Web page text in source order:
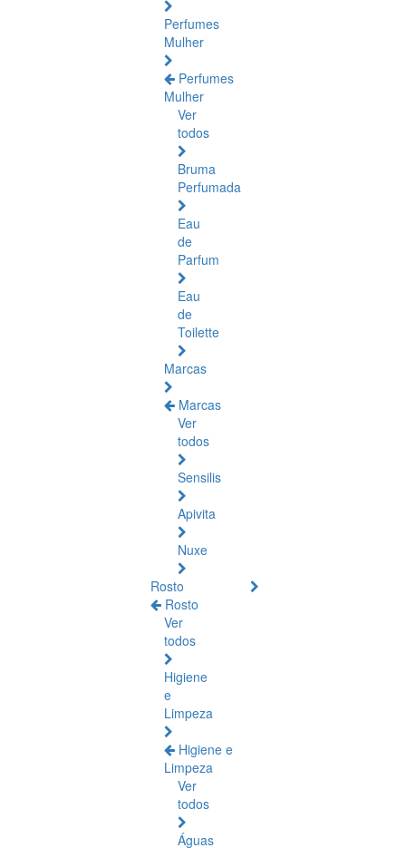
Perfumes
Mulher
Perfumes
Mulher
Ver
todos
Bruma
Perfumada
Eau
de
Parfum
Eau
de
Toilette
Marcas
Marcas
Ver
todos
Sensilis
Apivita
Nuxe
Rosto
Rosto
Ver
todos
Higiene
e
Limpeza
Higiene e
Limpeza
Ver
todos
Águas